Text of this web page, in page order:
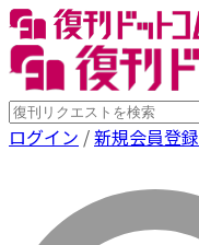
ログイン /新規会員登録